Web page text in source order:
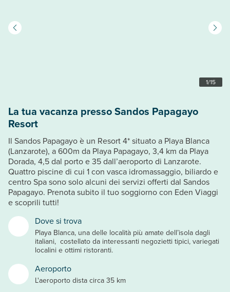
1/15
Dove si trova
Playa Blanca, una delle località più amate dell’isola dagli
italiani, costellato da interessanti negozietti tipici, variegati
localini e ottimi ristoranti.
Aeroporto
L'aeroporto dista circa 35 km
La tua vacanza presso Sandos Papagayo
Resort
Il Sandos Papagayo è un Resort 4* situato a Playa Blanca
(Lanzarote), a 600m da Playa Papagayo, 3,4 km da Playa
Dorada, 4,5 dal porto e 35 dall’aeroporto di Lanzarote.
Quattro piscine di cui 1 con vasca idromassaggio, biliardo e
centro Spa sono solo alcuni dei servizi offerti dal Sandos
Papagayo. Prenota subito il tuo soggiorno con Eden Viaggi
e scoprili tutti!